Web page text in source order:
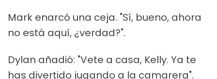
Mark enarcó una ceja. "Sí, bueno, ahora
no está aquí, ¿verdad?".
Dylan añadió: "Vete a casa, Kelly. Ya te
has divertido jugando a la camarera".